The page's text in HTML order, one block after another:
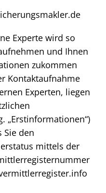
Experte wird so
und Ihnen
zukommen
Kontaktaufnahme
Experten, liegen
„Erstinformationen“)
Sie den
mittels der